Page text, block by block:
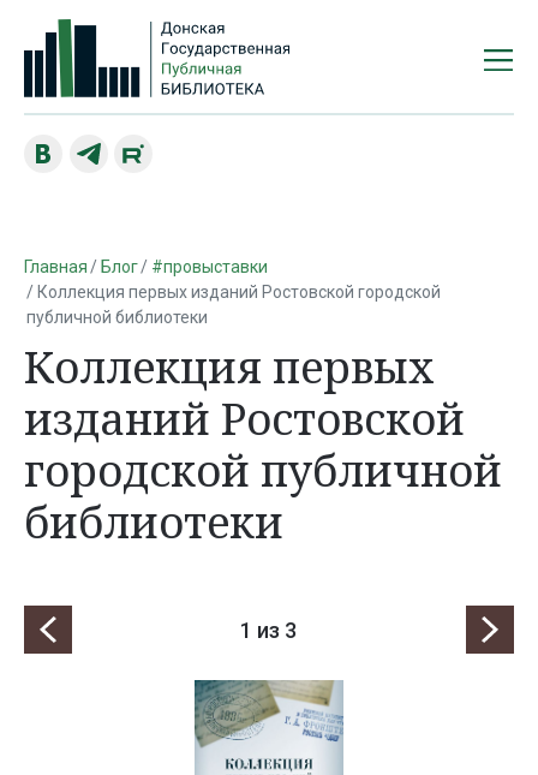
Главная Блог
#провыставки
Коллекция первых изданий Ростовской городской
публичной библиотеки
Коллекция первых
изданий Ростовской
городской публичной
библиотеки
1 из 3